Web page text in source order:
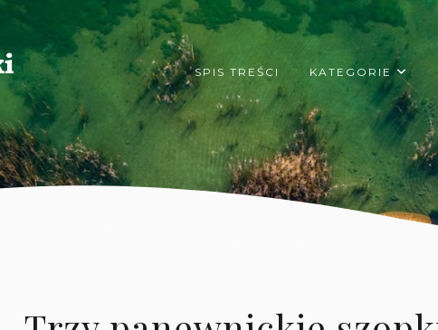
SPIS TREŚCI KATEGORIE